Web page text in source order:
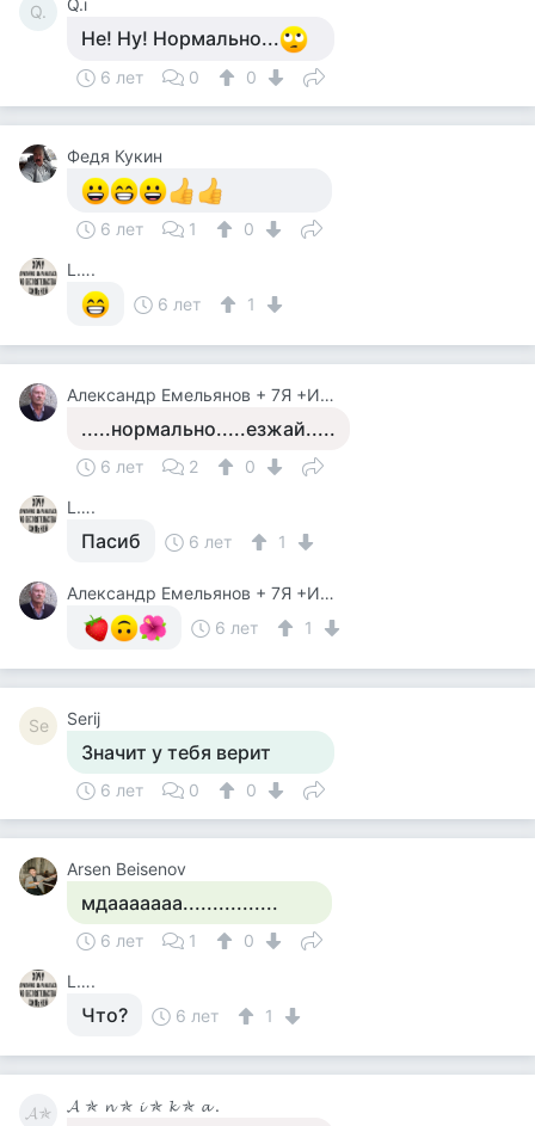
Q. Q.i̇
Не! Ну! Нормально...
6 лет 0 0
Федя Кукин
6 лет 1
0
L….
6 лет
1
Александр Емельянов + 7Я +Инструктор Туризма
.....нормально.....езжай.....
6 лет 2
0
L….
Пасиб 6 лет 1
Александр Емельянов + 7Я +Инструктор Туризма
6 лет
1
Se Serij
Значит у тебя верит
6 лет 0 0
Arsen Beisenov
мдааааааа................
6 лет 1
0
L….
Что? 6 лет 1
𝓐✯ 𝓐 ✯ 𝓷 ✯ 𝓲 ✯ 𝓴 ✯ 𝓪 .